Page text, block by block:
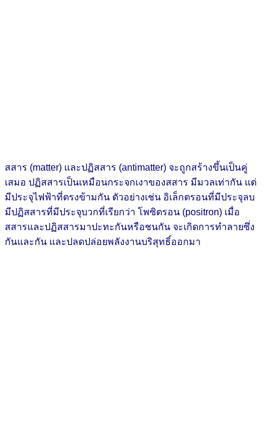
สสาร (matter) และปฏิสสาร (antimatter) จะถูกสร้างขึ้นเป็นคู่
เสมอ ปฏิสสารเป็นเหมือนกระจกเงาของสสาร มีมวลเท่ากัน แต่
มีประจุไฟฟ้าที่ตรงข้ามกัน ตัวอย่างเช่น อิเล็กตรอนที่มีประจุลบ
มีปฏิสสารที่มีประจุบวกที่เรียกว่า โพซิตรอน (positron) เมื่อ
สสารและปฏิสสารมาปะทะกันหรือชนกัน จะเกิดการทำลายซึ่ง
กันและกัน และปลดปล่อยพลังงานบริสุทธิ์ออกมา